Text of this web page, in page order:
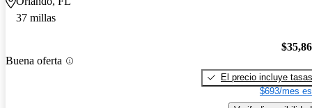
37 millas
Buena oferta
El precio incluye tasas
$693/mes